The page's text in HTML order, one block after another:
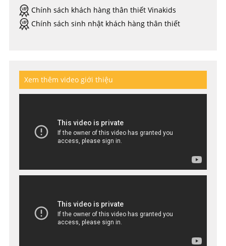
Chính sách khách hàng thân thiết Vinakids
Chính sách sinh nhật khách hàng thân thiết
Xem thêm video giới thiệu